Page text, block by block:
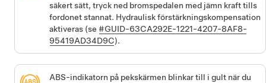
säkert sätt, tryck ned bromspedalen med jämn kraft tills
fordonet stannat. Hydraulisk förstärkningskompensation
aktiveras (se #GUID-63CA292E-1221-4207-8AF8-
95419AD34D9C).
ABS-indikatorn på pekskärmen blinkar till i gult när du